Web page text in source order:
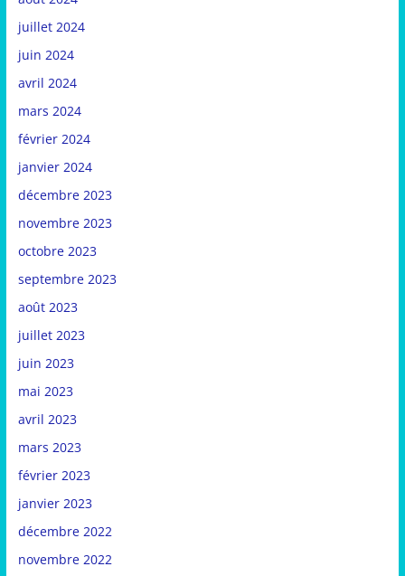
juillet 2024
juin 2024
avril 2024
mars 2024
février 2024
janvier 2024
décembre 2023
novembre 2023
octobre 2023
septembre 2023
août 2023
juillet 2023
juin 2023
mai 2023
avril 2023
mars 2023
février 2023
janvier 2023
décembre 2022
novembre 2022